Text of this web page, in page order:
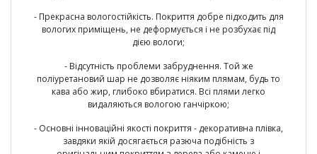
- Прекрасна вологостійкість. Покриття добре підходить для
вологих приміщень, не деформується і не розбухає під
дією вологи;
- Відсутність проблеми забруднення. Той же
поліуретановий шар не дозволяє ніяким плямам, будь то
кава або жир, глибоко вбиратися. Всі плями легко
видаляються вологою ганчіркою;
- Основні інноваційні якості покриття - декоративна плівка,
завдяки якій досягається разюча подібність з